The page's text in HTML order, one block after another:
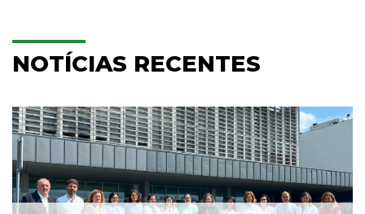
NOTÍCIAS RECENTES